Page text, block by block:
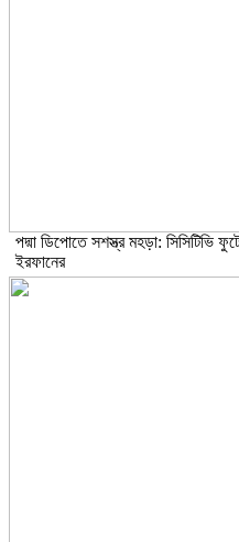
পদ্মা ডিপোতে সশস্ত্র মহড়া: সিসিটিভি
ইরফানের